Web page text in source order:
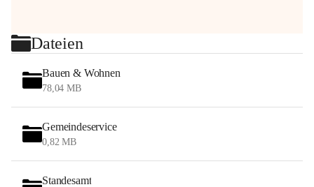
Dateien
Bauen & Wohnen
78,04 MB
Gemeindeservice
0,82 MB
Standesamt